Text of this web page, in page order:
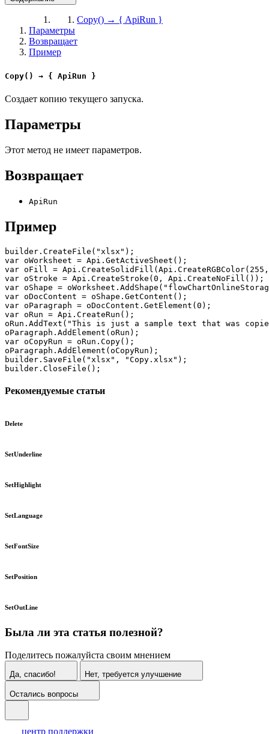
Copy() → { ApiRun }
Параметры
Возвращает
Пример
Copy() → { ApiRun }
Создает копию текущего запуска.
Параметры
Этот метод не имеет параметров.
Возвращает
ApiRun
Пример
builder.CreateFile("xlsx");
var oWorksheet = Api.GetActiveSheet();
var oFill =
var oStroke = Api.CreateStroke(0, Api.CreateNoFill());
var oShape =
var oDocContent = oShape.GetContent();
var oParagraph = oDocContent.GetElement(0);
var oRun = Api.CreateRun();
oRun.AddText("This is just a sample text that was
oParagraph.AddElement(oRun);
var oCopyRun = oRun.Copy();
oParagraph.AddElement(oCopyRun);
builder.SaveFile("xlsx", "Copy.xlsx");
builder.CloseFile();
Рекомендуемые статьи
Delete
SetUnderline
SetHighlight
SetLanguage
SetFontSize
SetPosition
SetOutLine
Была ли эта статья полезной?
Поделитесь пожалуйста своим мнением
Да, спасибо! Нет, требуется улучшение
Остались вопросы
центр поддержки